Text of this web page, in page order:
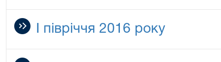
I півріччя 2016 року